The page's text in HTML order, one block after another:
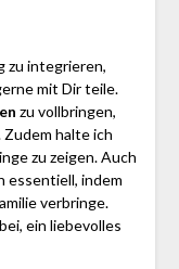
zu integrieren,
mit Dir teile.
zu vollbringen,
Zudem halte ich
zu zeigen. Auch
essentiell, indem
verbringe.
ein liebevolles